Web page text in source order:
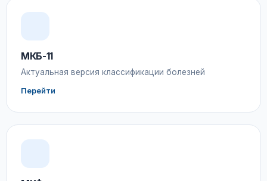
МКБ-11
Актуальная версия классификации болезней
Перейти